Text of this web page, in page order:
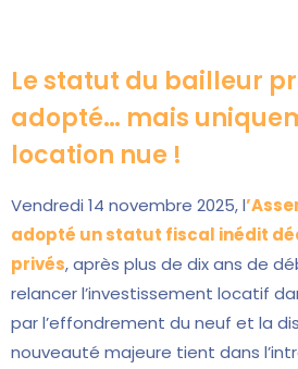
Le statut du bailleur
adopté… mais
location nue !
Vendredi 14 novembre 2025, l
adopté un statut fiscal inédit
privés, après plus de dix ans de
relancer l’investissement locatif
par l’effondrement du neuf et la
nouveauté majeure tient dans